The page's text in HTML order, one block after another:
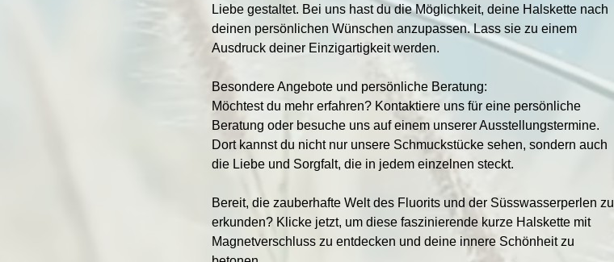
Liebe gestaltet. Bei uns hast du die Möglichkeit, deine Halskette nach
deinen persönlichen Wünschen anzupassen. Lass sie zu einem
Ausdruck deiner Einzigartigkeit werden.
Besondere Angebote und persönliche Beratung:
Möchtest du mehr erfahren? Kontaktiere uns für eine persönliche
Beratung oder besuche uns auf einem unserer Ausstellungstermine.
Dort kannst du nicht nur unsere Schmuckstücke sehen, sondern auch
die Liebe und Sorgfalt, die in jedem einzelnen steckt.
Bereit, die zauberhafte Welt des Fluorits und der Süsswasserperlen zu
erkunden? Klicke jetzt, um diese faszinierende kurze Halskette mit
Magnetverschluss zu entdecken und deine innere Schönheit zu